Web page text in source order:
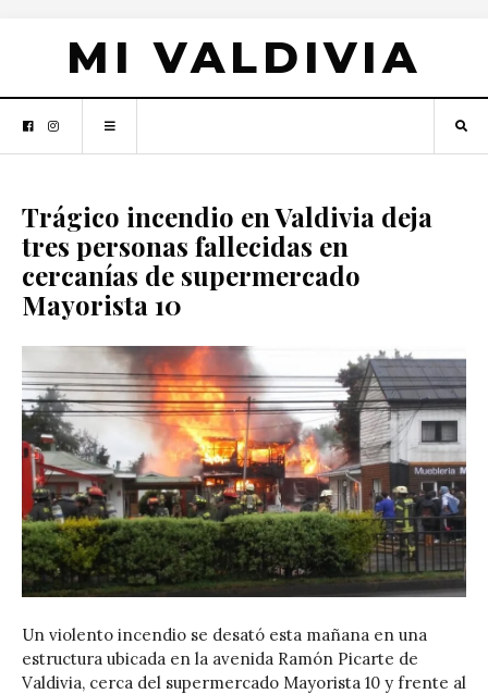
MI VALDIVIA
Trágico incendio en Valdivia deja
tres personas fallecidas en
cercanías de supermercado
Mayorista 10
Un violento incendio se desató esta mañana en una
estructura ubicada en la avenida Ramón Picarte de
Valdivia, cerca del supermercado Mayorista 10 y frente al